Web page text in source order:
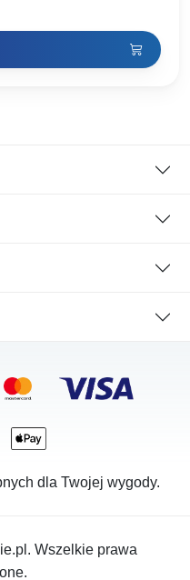
dla Twojej wygody.
Wszelkie prawa